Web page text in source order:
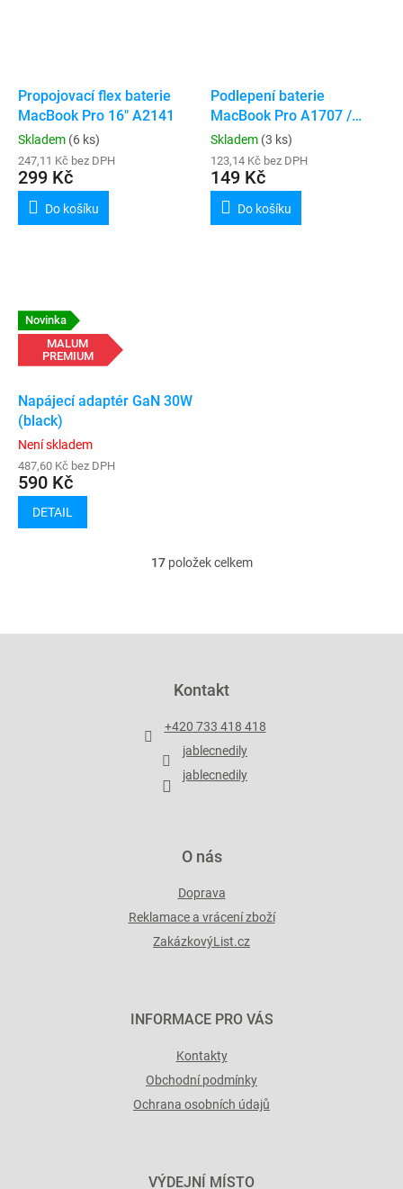
Propojovací flex baterie
MacBook Pro 16" A2141
Skladem (6 ks)
247,11 Kč bez DPH
299 Kč
Do košíku
Podlepení baterie
MacBook Pro A1707 /
A1990 / A2141
Skladem (3 ks)
123,14 Kč bez DPH
149 Kč
Do košíku
Novinka
MALUM
PREMIUM
Napájecí adaptér GaN 30W
(black)
Není skladem
487,60 Kč bez DPH
590 Kč
DETAIL
O
d
í
r
v
k
y
s
17položek celkem
Kontakt
+420 733 418 418
jablecnedily
jablecnedily
O nás
Doprava
Reklamace a vrácení zboží
ZakázkovýList.cz
INFORMACE PRO VÁS
Kontakty
Obchodní podmínky
Ochrana osobních údajů
VÝDEJNÍ MÍSTO